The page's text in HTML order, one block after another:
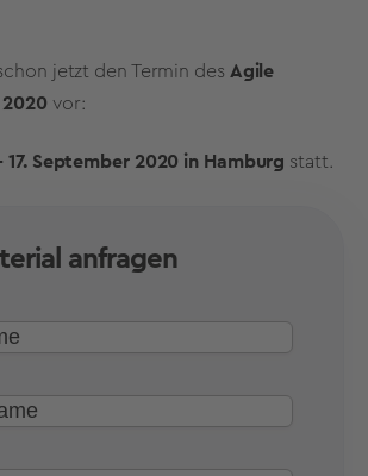
jetzt den Termin des Agile
2020 vor:
17. September 2020 in Hamburg statt.
anfragen